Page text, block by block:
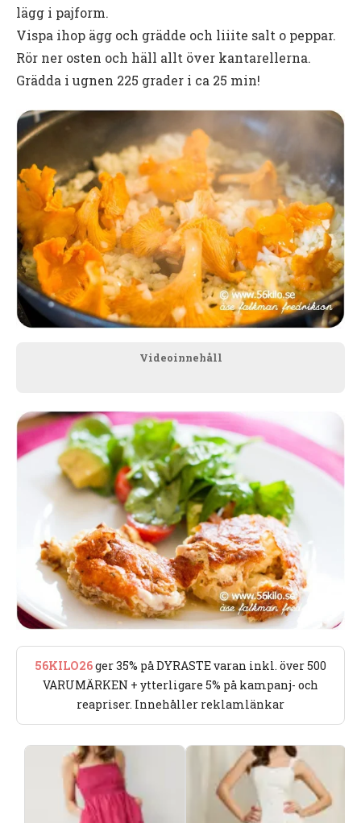
lägg i pajform.
Vispa ihop ägg och grädde och liiite salt o peppar.
Rör ner osten och häll allt över kantarellerna.
Grädda i ugnen 225 grader i ca 25 min!
Videoinnehåll
56KILO26ger 35% på DYRASTE varan inkl. över 500
VARUMÄRKEN + ytterligare 5% på kampanj- och
reapriser. Innehåller reklamlänkar